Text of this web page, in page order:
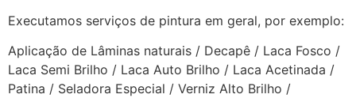
Executamos serviços de pintura em geral, por exemplo:
Aplicação de Lâminas naturais / Decapê / Laca Fosco /
Laca Semi Brilho / Laca Auto Brilho / Laca Acetinada /
Patina / Seladora Especial / Verniz Alto Brilho /